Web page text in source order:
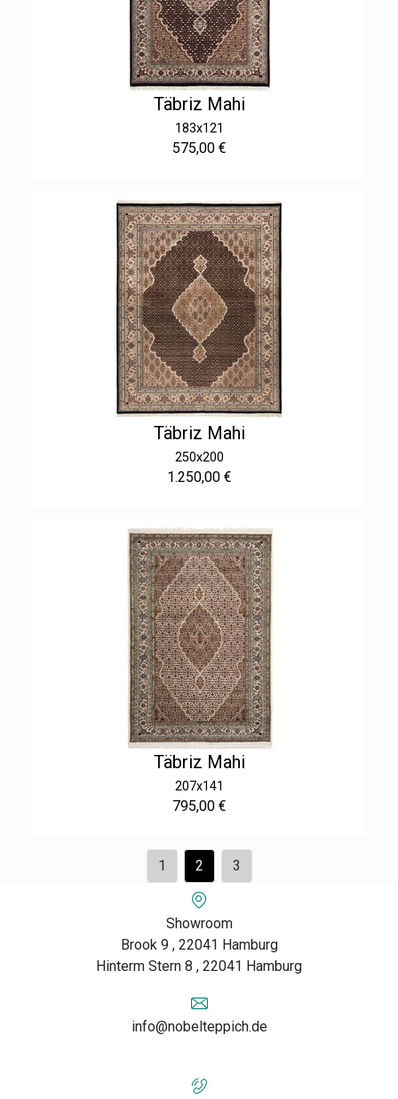
Täbriz Mahi
183x121
575,00 €
Täbriz Mahi
250x200
1.250,00 €
Täbriz Mahi
207x141
795,00 €
1 2 3
Showroom
Brook 9 , 22041 Hamburg
Hinterm Stern 8 , 22041 Hamburg
info@nobelteppich.de